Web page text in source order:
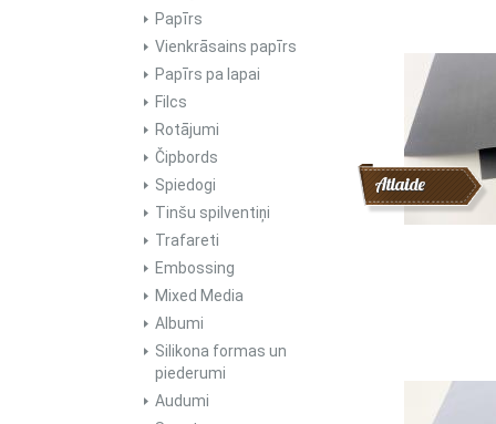
Papīrs
Vienkrāsains papīrs
Papīrs pa lapai
Filcs
Rotājumi
Čipbords
Spiedogi
Tinšu spilventiņi
Trafareti
Embossing
Mixed Media
Albumi
Silikona formas un
piederumi
Audumi
Atlaide